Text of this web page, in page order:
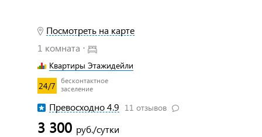
Посмотреть на карте
1 комната ⋅
Квартиры Этажидейли
24/7
бесконтактное
заселение
Превосходно 4.9 11 отзывов
3 300 руб./сутки